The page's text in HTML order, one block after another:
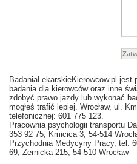
BadaniaLekarskieKierowcow.pl
badania dla kierowców oraz inne
zdobyć prawo jazdy lub wykonać
mogłeś trafić lepiej. Wrocław, ul.
telefonicznej: 601 775 123.
Pracownia psychologii transportu
353 92 75, Kmicica 3, 54-514
Przychodnia Medycyny Pracy, tel.
69, Żernicka 215, 54-510 Wrocław